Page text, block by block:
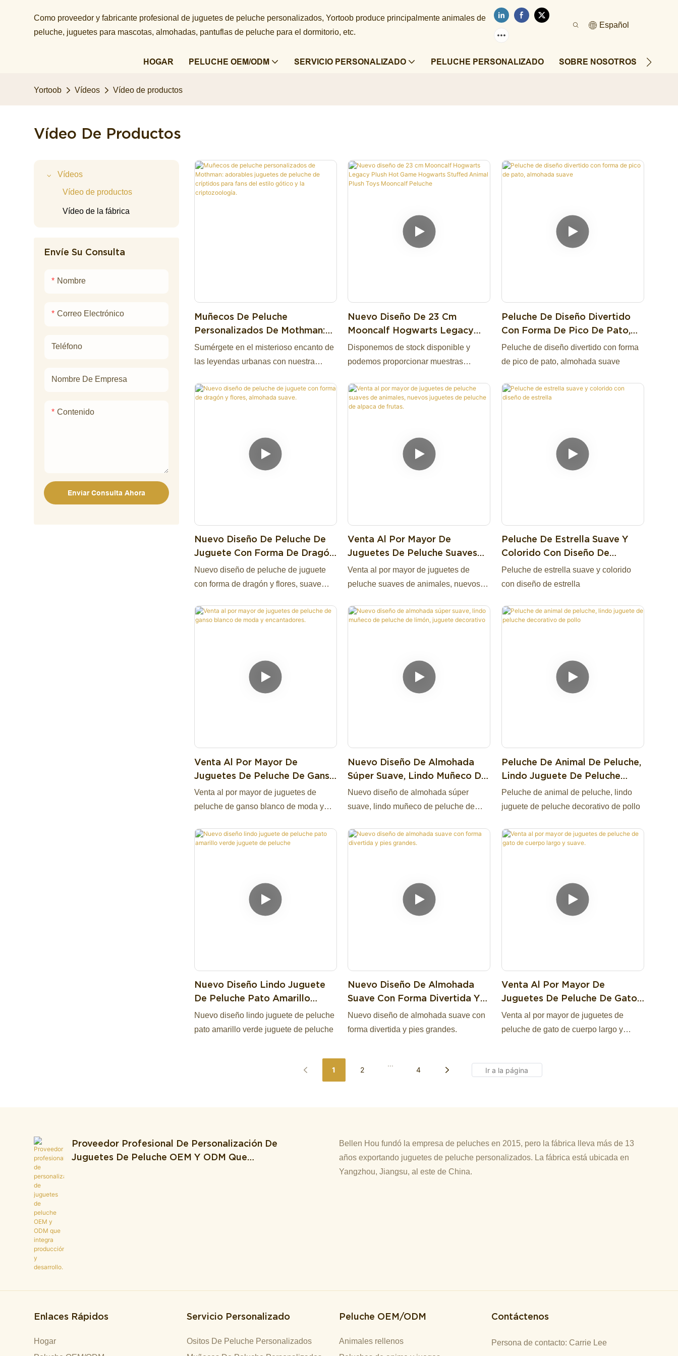
Como proveedor y fabricante profesional de juguetes de peluche personalizados, Yortoob produce principalmente animales de
peluche, juguetes para mascotas, almohadas, pantuflas de peluche para el dormitorio, etc.
Español
HOGAR PELUCHE OEM/ODM SERVICIO PERSONALIZADO PELUCHE PERSONALIZADO SOBRE NOSOTROS
Yortoob Vídeos Vídeo de productos
Vídeo De Productos
Vídeos
Vídeo de productos
Vídeo de la fábrica
Envíe Su Consulta
Nombre
Correo Electrónico
Teléfono
Nombre De Empresa
Contenido
Enviar Consulta Ahora
Muñecos De Peluche
Personalizados De Mothman:
Adorables Juguetes De
Peluche De Críptidos Para Fans
Criptozoología.
Sumérgete en el misterioso encanto de
las leyendas urbanas con nuestra
totalmente personalizables. Estos
adorables compañeros críptidos estilo
proporciones suaves y esponjosas,
ojos brillantes de gran tamaño y alas
Halloween, regalos para entusiastas de
lo paranormal y venta al por mayor.
Nuevo Diseño De 23 Cm
Mooncalf Hogwarts Legacy
Plush Hot Game Hogwarts
Stuffed Animal Plush Toys
Disponemos de stock disponible y
podemos proporcionar muestras
diseño original, producción y ventas al
por mayor de fuentes de primera mano,
muchas empresas comerciales.
Si tienes alguna pregunta estaremos
encantados de responderte.
Peluche de mooncalf, peluche de
Peluche De Diseño Divertido
Con Forma De Pico De Pato,
Almohada Suave
Peluche de diseño divertido con forma
de pico de pato, almohada suave
Nuevo Diseño De Peluche De
Juguete Con Forma De Dragón
Y Flores, Almohada Suave.
Nuevo diseño de peluche de juguete
con forma de dragón y flores, suave
Venta Al Por Mayor De
Juguetes De Peluche Suaves
De Animales, Nuevos Juguetes
De Peluche De Alpaca De
Venta al por mayor de juguetes de
peluche suaves de animales, nuevos
frutas.
Peluche De Estrella Suave Y
Colorido Con Diseño De
Estrella
Peluche de estrella suave y colorido
con diseño de estrella
Venta Al Por Mayor De
Juguetes De Peluche De Ganso
Blanco De Moda Y
Encantadores.
Venta al por mayor de juguetes de
peluche de ganso blanco de moda y
Nuevo Diseño De Almohada
Súper Suave, Lindo Muñeco De
Peluche De Limón, Juguete
Decorativo
Nuevo diseño de almohada súper
suave, lindo muñeco de peluche de
Peluche De Animal De Peluche,
Lindo Juguete De Peluche
Decorativo De Pollo
Peluche de animal de peluche, lindo
juguete de peluche decorativo de pollo
Nuevo Diseño Lindo Juguete
De Peluche Pato Amarillo
Verde Juguete De Peluche
Nuevo diseño lindo juguete de peluche
pato amarillo verde juguete de peluche
Nuevo Diseño De Almohada
Suave Con Forma Divertida Y
Pies Grandes.
Nuevo diseño de almohada suave con
forma divertida y pies grandes.
Venta Al Por Mayor De
Juguetes De Peluche De Gato
De Cuerpo Largo Y Suave.
Venta al por mayor de juguetes de
peluche de gato de cuerpo largo y
1 2
...
4
Proveedor Profesional De Personalización De
Juguetes De Peluche OEM Y ODM Que
Bellen Hou fundó la empresa de peluches en 2015, pero la fábrica lleva más de 13
años exportando juguetes de peluche personalizados. La fábrica está ubicada en
Yangzhou, Jiangsu, al este de China.
Enlaces Rápidos
Hogar
Servicio Personalizado
Ositos De Peluche Personalizados
Peluche OEM/ODM
Animales rellenos
Contáctenos
Persona de contacto: Carrie Lee